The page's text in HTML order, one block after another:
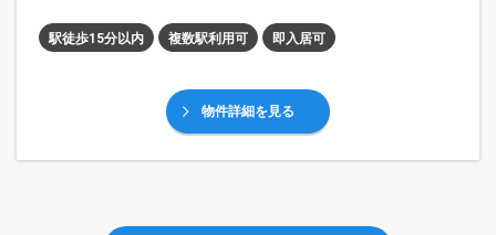
駅徒歩15分以内 複数駅利用可 即入居可
物件詳細を見る